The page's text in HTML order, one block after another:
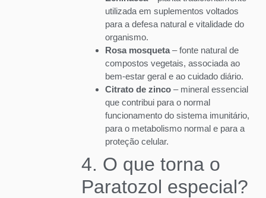
utilizada em suplementos voltados
para a defesa natural e vitalidade do
organismo.
Rosa mosqueta– fonte natural de
compostos vegetais, associada ao
bem-estar geral e ao cuidado diário.
Citrato de zinco– mineral essencial
que contribui para o normal
funcionamento do sistema imunitário,
para o metabolismo normal e para a
proteção celular.
4. O que torna o
Paratozol especial?